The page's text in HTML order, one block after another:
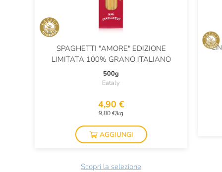
SPAGHETTI "AMORE" EDIZIONE
LIMITATA 100% GRANO ITALIANO
500g
Eataly
4,90 €
9,80 €/kg
AGGIUNGI
Scopri la selezione